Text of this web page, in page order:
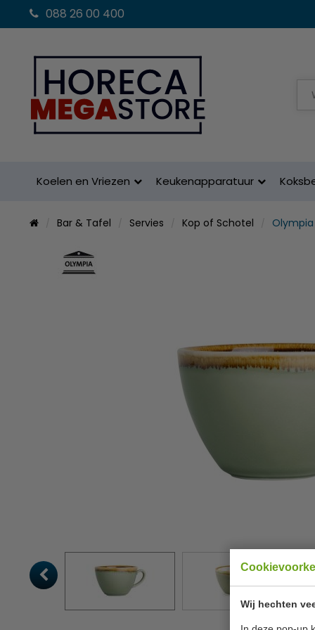
Wij hechten
088 26 00 400
Koelen en Vriezen Keukenapparatuur
Bar & Tafel Servies Kop of Schotel Olympia